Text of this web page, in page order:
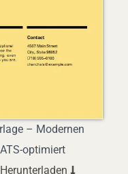
– Modernen
optimiert
Herunterladen